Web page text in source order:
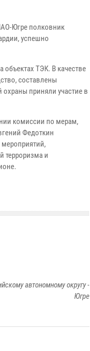
Югре полковник
успешно
объектах ТЭК. В качестве
составлены
приняли участие в
комиссии по мерам,
Федоткин
терроризма и
автономному округу -
Югре